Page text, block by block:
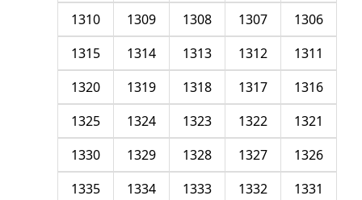
1306
1307
1308
1309
1310
1311
1312
1313
1314
1315
1316
1317
1318
1319
1320
1321
1322
1323
1324
1325
1326
1327
1328
1329
1330
1331
1332
1333
1334
1335